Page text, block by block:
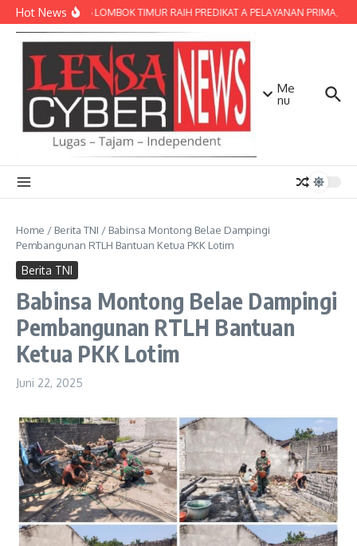
Lewati ke konten
Hot NewsPOLRES LOMBOK TIMUR RAIH PREDIKAT A PELAYANAN PRIMA,
Me
nu
Home / Berita TNI / Babinsa Montong Belae Dampingi
Pembangunan RTLH Bantuan Ketua PKK Lotim
Berita TNI
Babinsa Montong Belae Dampingi
Pembangunan RTLH Bantuan
Ketua PKK Lotim
Juni 22, 2025